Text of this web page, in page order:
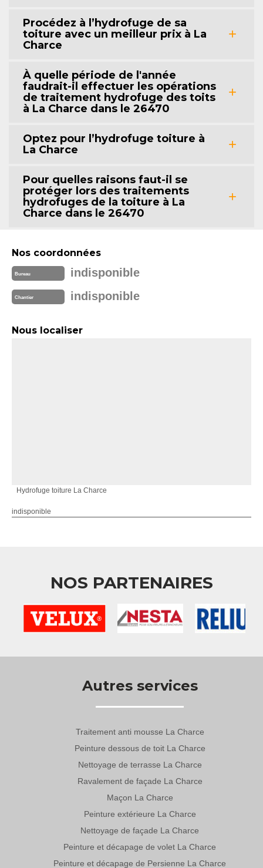
Procédez à l’hydrofuge de sa
toiture avec un meilleur prix à La
Charce
À quelle période de l'année
faudrait-il effectuer les opérations
de traitement hydrofuge des toits
à La Charce dans le 26470
Optez pour l’hydrofuge toiture à
La Charce
Pour quelles raisons faut-il se
protéger lors des traitements
hydrofuges de la toiture à La
Charce dans le 26470
Nos coordonnées
Bureau indisponible
Chantier indisponible
Nous localiser
Hydrofuge toiture La Charce
indisponible
NOS PARTENAIRES
Autres services
Traitement anti mousse La Charce
Peinture dessous de toit La Charce
Nettoyage de terrasse La Charce
Ravalement de façade La Charce
Maçon La Charce
Peinture extérieure La Charce
Nettoyage de façade La Charce
Peinture et décapage de volet La Charce
Peinture et décapage de Persienne La Charce